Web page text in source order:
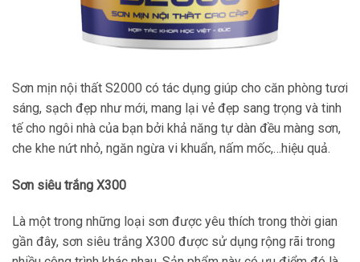
Sơn mịn nội thất S2000 có tác dụng giúp cho căn phòng tươi
sáng, sạch đẹp như mới, mang lại vẻ đẹp sang trọng và tinh
tế cho ngôi nhà của bạn bởi khả năng tự dàn đều màng sơn,
che khe nứt nhỏ, ngăn ngừa vi khuẩn, nấm mốc,…hiệu quả.
Sơn siêu trắng X300
Là một trong những loại sơn được yêu thích trong thời gian
gần đây, sơn siêu trắng X300 được sử dụng rộng rãi trong